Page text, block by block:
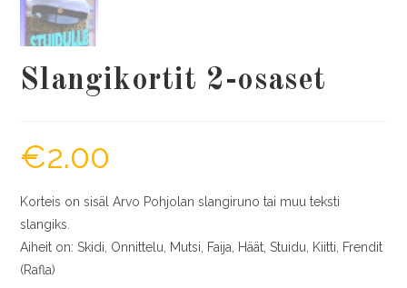
Slangikortit 2-osaset
€2.00
Korteis on sisäl Arvo Pohjolan slangiruno tai muu teksti
slangiks.
Aiheit on: Skidi, Onnittelu, Mutsi, Faija, Häät, Stuidu, Kiitti, Frendit
(Rafla)